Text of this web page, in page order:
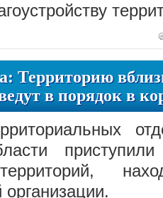
Территорию
в порядок в